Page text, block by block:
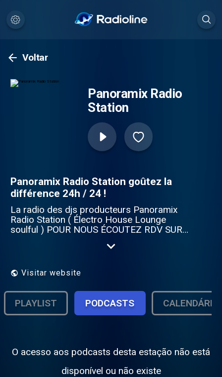
Voltar
Panoramix Radio
Station
Panoramix Radio Station goûtez la
différence 24h / 24 !
La radio des djs producteurs Panoramix
Radio Station ( Électro House Lounge
soulful ) POUR NOUS ÉCOUTEZ RDV SUR
https://panoramix-radio-station.com
Visitar website
PLAYLIST PODCASTS CALENDÁRIO
O acesso aos podcasts desta estação não está
disponível ou não existe